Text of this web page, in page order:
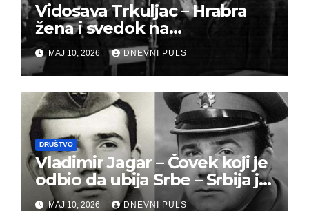
Vidosava Trkuljac – Hrabra
žena i svedok na
montiranom suđenju
đeneralu Draži
MAJ 10, 2026 DNEVNI PULS
DRUŠTVO
Vladimir Jagar – Čovek koji je
odbio da ubija Srbe – Srbija je
dužna da ga pamti
MAJ 10, 2026 DNEVNI PULS